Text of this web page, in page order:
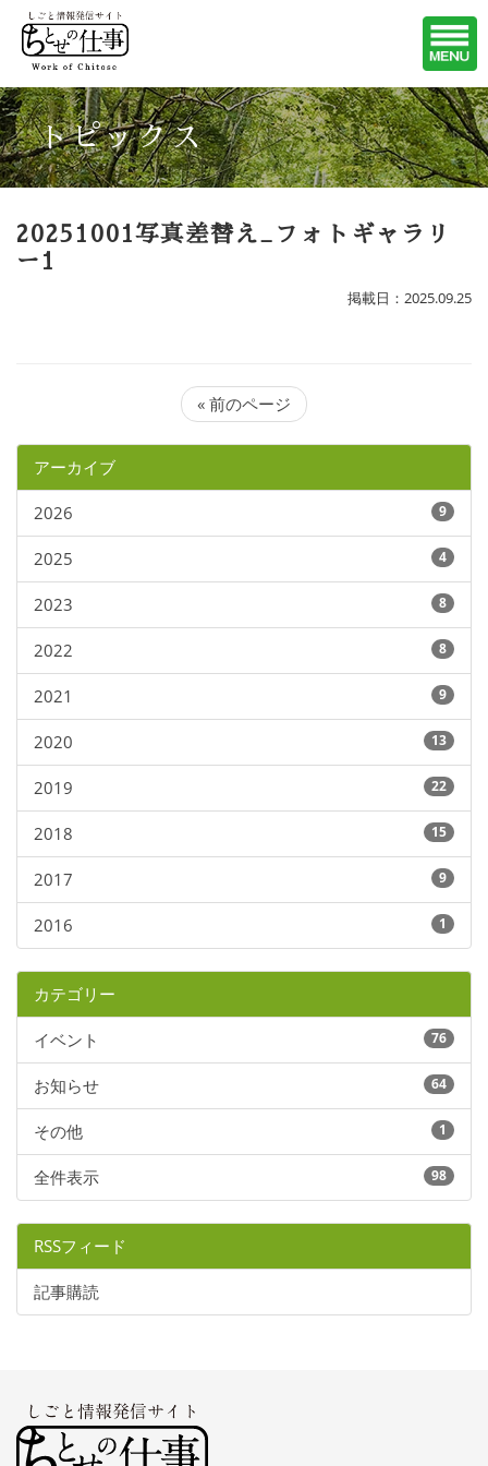
トピックス
20251001写真差替え_フォトギャラリ
ー1
掲載日：2025.09.25
« 前のページ
アーカイブ
2026 9
2025 4
2023 8
2022 8
2021 9
2020 13
2019 22
2018 15
2017 9
2016 1
カテゴリー
イベント 76
お知らせ 64
その他 1
全件表示 98
RSSフィード
記事購読